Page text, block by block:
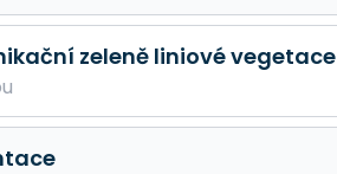
zeleně liniové vegetace